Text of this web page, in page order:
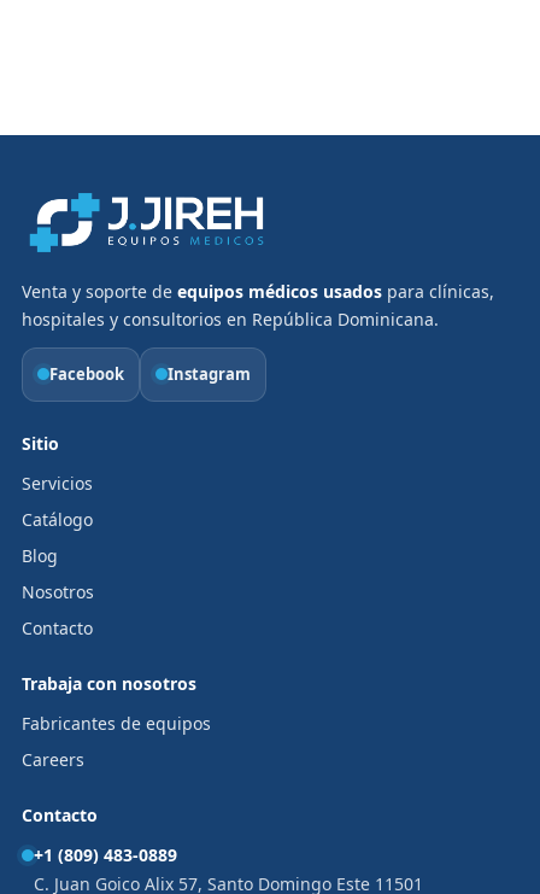
Venta y soporte de equipos médicos usadospara clínicas,
hospitales y consultorios en República Dominicana.
Facebook Instagram
Sitio
Servicios
Catálogo
Blog
Nosotros
Contacto
Trabaja con nosotros
Fabricantes de equipos
Careers
Contacto
+1 (809) 483-0889
C. Juan Goico Alix 57, Santo Domingo Este 11501